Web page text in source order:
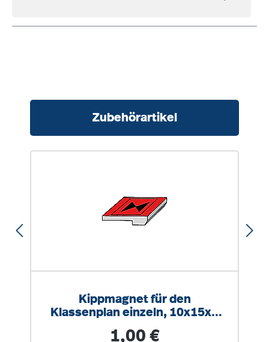
Zubehörartikel
Kippmagnet für den
Klassenplan einzeln, 10x15x3
Regulärer Preis:
1,00 €